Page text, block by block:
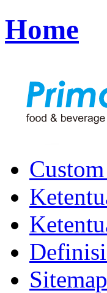
Home
Sitemap